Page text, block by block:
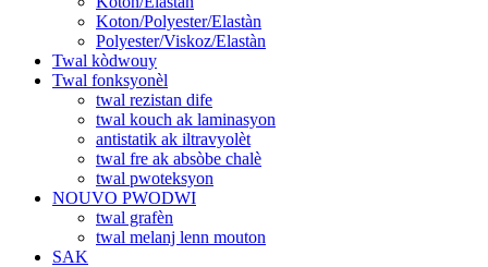
Koton/Polyester/Elastàn
Polyester/Viskoz/Elastàn
Twal kòdwouy
Twal fonksyonèl
twal rezistan dife
twal kouch ak laminasyon
antistatik ak iltravyolèt
twal fre ak absòbe chalè
twal pwoteksyon
NOUVO PWODWI
twal grafèn
twal melanj lenn mouton
SAK